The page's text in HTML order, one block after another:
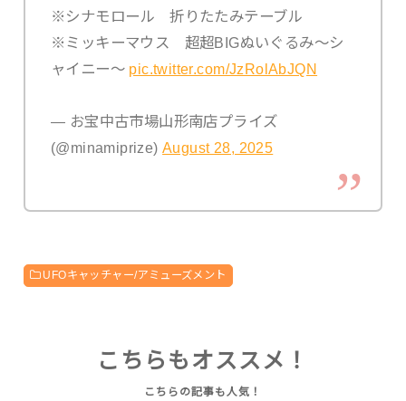
※シナモロール 折りたたみテーブル
※ミッキーマウス 超超BIGぬいぐるみ～シ
ャイニー～ pic.twitter.com/JzRolAbJQN
— お宝中古市場山形南店プライズ
(@minamiprize)August 28, 2025
UFOキャッチャー/アミューズメント
こちらもオススメ！